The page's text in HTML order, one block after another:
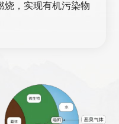
烧，实现有机污染物